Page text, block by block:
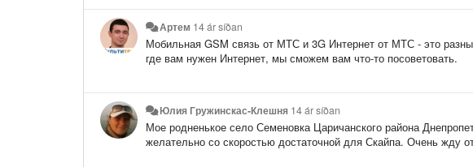
Артем 14 ár síðan
Мобильная GSM связь от МТС и 3G Интернет от МТС - это
где вам нужен Интернет, мы сможем вам что-то посоветовать.
Юлия Гружинскас-Клешня 14 ár síðan
Мое родненькое село Семеновка Царичанского района
желательно со скоростью достаточной для Скайпа. Очень жду